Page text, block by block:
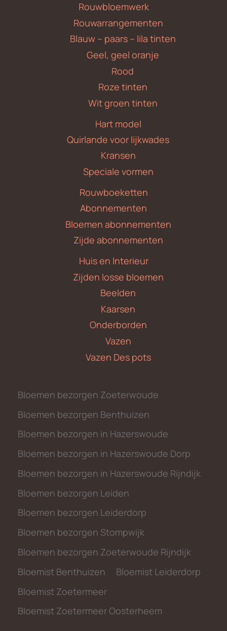
Rouwbloemwerk
Rouwarrangementen
Blauw – paars – lila tinten
Geel, geel oranje
Rood
Roze tinten
Wit groen tinten
Hart model
Quirlande voor lijkwades
Kransen
Speciale vormen
Rouwboeketten
Abonnementen
Bloemen abonnementen
Zijde abonnementen
Huis en Interieur
Zijden losse bloemen
Beelden
Kaarsen
Onderborden
Vazen
Vazen Des pots
Bloemen bezorgen Zoeterwoude
Bloemen bezorgen Benthuizen
Bloemen bezorgen in Hazerswoude
Bloemen bezorgen in Hazerswoude Dorp
Bloemen bezorgen in Hazerswoude Rijndijk
Bloemen bezorgen Leiden
Bloemen bezorgen Leiderdorp
Bloemen bezorgen Stompwijk
Bloemen bezorgen Zoeterwoude Rijndijk
Bloemist Benthuizen
Bloemist Leiderdorp
Bloemist Zoetermeer
Bloemist Zoetermeer Oosterheem